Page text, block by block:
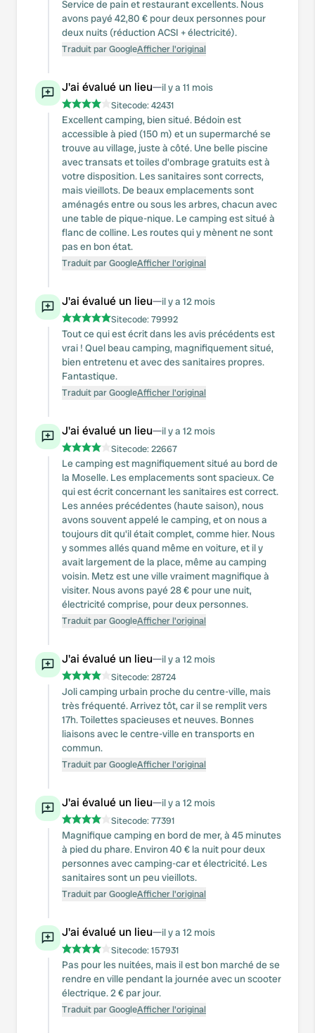
Service de pain et restaurant excellents. Nous
avons payé 42,80 € pour deux personnes pour
deux nuits (réduction ACSI + électricité).
Traduit par GoogleAfficher l'original
J'ai évalué un lieu—il y a 11 mois
Sitecode:42431
Excellent camping, bien situé. Bédoin est
accessible à pied (150 m) et un supermarché se
trouve au village, juste à côté. Une belle piscine
avec transats et toiles d'ombrage gratuits est à
votre disposition. Les sanitaires sont corrects,
mais vieillots. De beaux emplacements sont
aménagés entre ou sous les arbres, chacun avec
une table de pique-nique. Le camping est situé à
flanc de colline. Les routes qui y mènent ne sont
pas en bon état.
Traduit par GoogleAfficher l'original
J'ai évalué un lieu—il y a 12 mois
Sitecode:79992
Tout ce qui est écrit dans les avis précédents est
vrai ! Quel beau camping, magnifiquement situé,
bien entretenu et avec des sanitaires propres.
Fantastique.
Traduit par GoogleAfficher l'original
J'ai évalué un lieu—il y a 12 mois
Sitecode:22667
Le camping est magnifiquement situé au bord de
la Moselle. Les emplacements sont spacieux. Ce
qui est écrit concernant les sanitaires est correct.
Les années précédentes (haute saison), nous
avons souvent appelé le camping, et on nous a
toujours dit qu'il était complet, comme hier. Nous
y sommes allés quand même en voiture, et il y
avait largement de la place, même au camping
voisin. Metz est une ville vraiment magnifique à
visiter. Nous avons payé 28 € pour une nuit,
électricité comprise, pour deux personnes.
Traduit par GoogleAfficher l'original
J'ai évalué un lieu—il y a 12 mois
Sitecode:28724
Joli camping urbain proche du centre-ville, mais
très fréquenté. Arrivez tôt, car il se remplit vers
17h. Toilettes spacieuses et neuves. Bonnes
liaisons avec le centre-ville en transports en
commun.
Traduit par GoogleAfficher l'original
J'ai évalué un lieu—il y a 12 mois
Sitecode:77391
Magnifique camping en bord de mer, à 45 minutes
à pied du phare. Environ 40 € la nuit pour deux
personnes avec camping-car et électricité. Les
sanitaires sont un peu vieillots.
Traduit par GoogleAfficher l'original
J'ai évalué un lieu—il y a 12 mois
Sitecode:157931
Pas pour les nuitées, mais il est bon marché de se
rendre en ville pendant la journée avec un scooter
électrique. 2 € par jour.
Traduit par GoogleAfficher l'original